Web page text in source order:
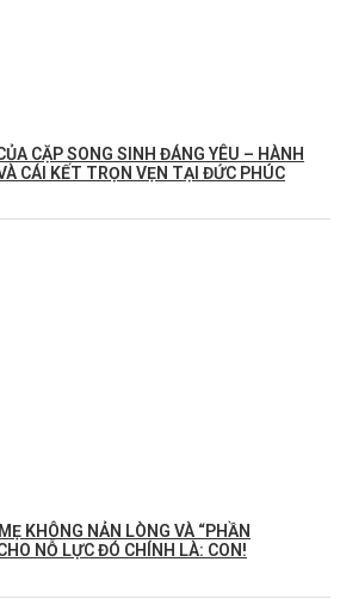
CẶP SONG SINH ĐÁNG YÊU – HÀNH
CÁI KẾT TRỌN VẸN TẠI ĐỨC PHÚC
KHÔNG NẢN LÒNG VÀ “PHẦN
NỖ LỰC ĐÓ CHÍNH LÀ: CON!